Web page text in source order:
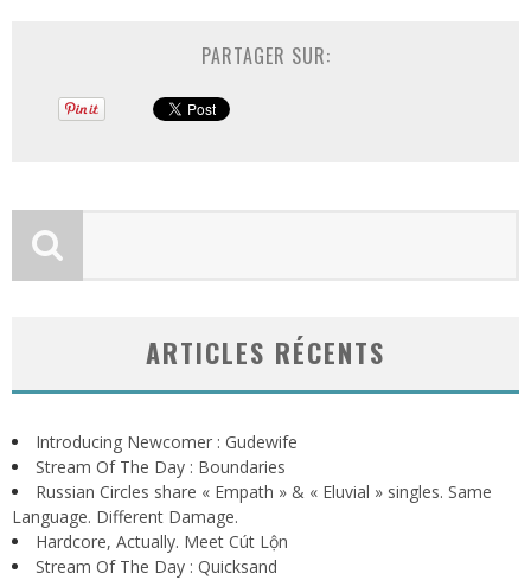
PARTAGER SUR:
ARTICLES RÉCENTS
Introducing Newcomer : Gudewife
Stream Of The Day : Boundaries
Russian Circles share « Empath » & « Eluvial » singles. Same
Language. Different Damage.
Hardcore, Actually. Meet Cút Lộn
Stream Of The Day : Quicksand